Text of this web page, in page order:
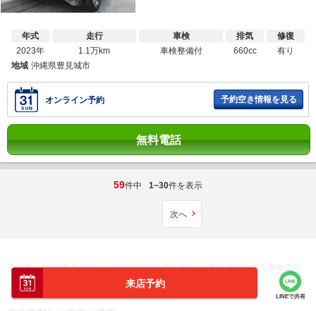
来店予約
LINEで共有
年式
2023年
走行
1.1万km
車検
車検整備付
排気
660cc
修復
有り
地域 沖縄県豊見城市
オンライン予約 予約空き情報を見る
無料電話
59件中 1~30件を表示
次へ
中古車 中古車販売店 沖縄県の中古車販売店
豊見城市の中古車販売店
（有）平成エンタープライス
在庫